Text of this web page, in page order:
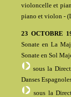
violoncelle et
piano et violon -
23 OCTOBRE
Sonate en La
Sonate en Sol
sous la
Danses
sous la